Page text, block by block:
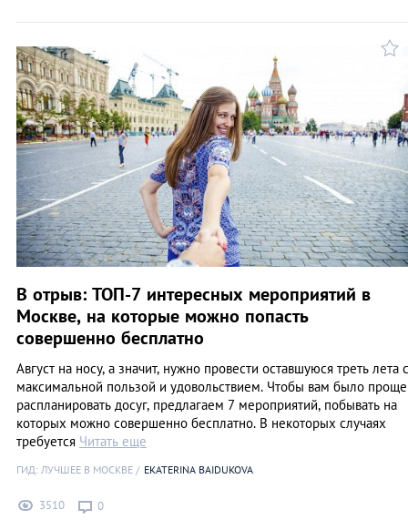
В отрыв: ТОП-7 интересных мероприятий в
Москве, на которые можно попасть
совершенно бесплатно
Август на носу, а значит, нужно провести оставшуюся треть лета с
максимальной пользой и удовольствием. Чтобы вам было проще
распланировать досуг, предлагаем 7 мероприятий, побывать на
которых можно совершенно бесплатно. В некоторых случаях
требуется Читать еще
ГИД: ЛУЧШЕЕ В МОСКВЕ EKATERINA BAIDUKOVA
3510 0